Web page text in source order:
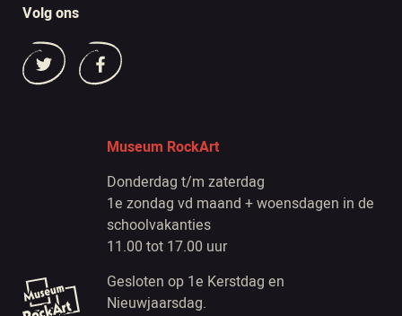
Volg ons
Museum RockArt
Donderdag t/m zaterdag
1e zondag vd maand + woensdagen in de
schoolvakanties
11.00 tot 17.00 uur
Gesloten op 1e Kerstdag en
Nieuwjaarsdag.